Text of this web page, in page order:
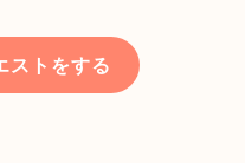
ストをする